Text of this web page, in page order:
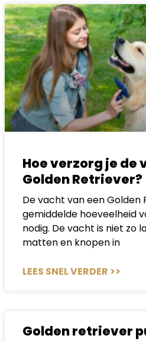
Hoe verzorg je de
Golden Retriever?
De vacht van een
gemiddelde hoeveelheid
nodig. De vacht is niet zo
matten en knopen in
LEES SNEL VERDER >>
Golden retriever